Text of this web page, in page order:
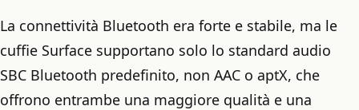
La connettività Bluetooth era forte e stabile, ma le
cuffie Surface supportano solo lo standard audio
SBC Bluetooth predefinito, non AAC o aptX, che
offrono entrambe una maggiore qualità e una